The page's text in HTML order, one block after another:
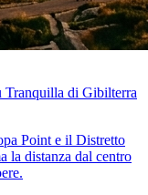
Tranquilla di Gibilterra
Point e il Distretto
la distanza dal centro